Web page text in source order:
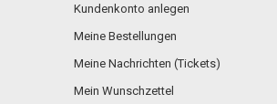
Kundenkonto anlegen
Meine Bestellungen
Meine Nachrichten (Tickets)
Mein Wunschzettel